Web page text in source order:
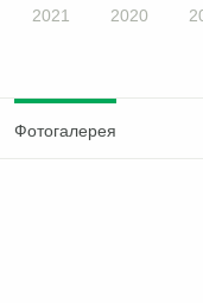
2021 2020
Фотогалерея